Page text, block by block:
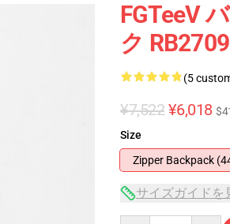
FGTeeV
ク RB2709
(5
¥7,522 ¥6,018
Size
Zipper Backpack
サイズガイドを